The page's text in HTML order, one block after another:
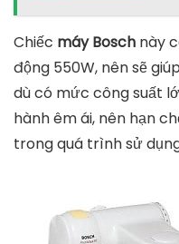
Chiếc máy Bosch này
động 550W, nên sẽ
dù có mức công suất
hành êm ái, nên hạn
trong quá trình sử